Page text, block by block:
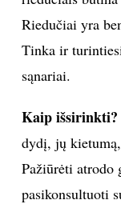
Riedučiai yra
Tinka ir
sąnariai.
Kaip išsirinkti?
dydį, jų
Pažiūrėti atrodo
pasikonsultuoti